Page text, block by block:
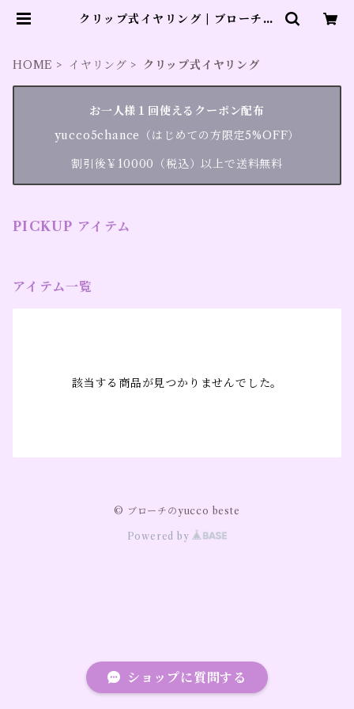
クリップ式イヤリング | ブローチの
HOME イヤリング クリップ式イヤリング
お一人様１回使えるクーポン配布
yucco5chance（はじめての方限定5%OFF）
割引後￥10000（税込）以上で送料無料
PICKUP アイテム
アイテム一覧
該当する商品が見つかりませんでした。
© ブローチのyucco beste
Powered by
ショップに質問する